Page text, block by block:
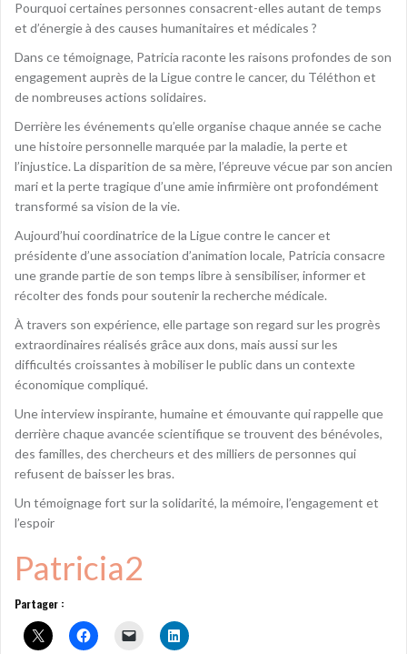
Pourquoi certaines personnes consacrent-elles autant de temps
et d’énergie à des causes humanitaires et médicales ?
Dans ce témoignage, Patricia raconte les raisons profondes de son
engagement auprès de la Ligue contre le cancer, du Téléthon et
de nombreuses actions solidaires.
Derrière les événements qu’elle organise chaque année se cache
une histoire personnelle marquée par la maladie, la perte et
l’injustice. La disparition de sa mère, l’épreuve vécue par son ancien
mari et la perte tragique d’une amie infirmière ont profondément
transformé sa vision de la vie.
Aujourd’hui coordinatrice de la Ligue contre le cancer et
présidente d’une association d’animation locale, Patricia consacre
une grande partie de son temps libre à sensibiliser, informer et
récolter des fonds pour soutenir la recherche médicale.
À travers son expérience, elle partage son regard sur les progrès
extraordinaires réalisés grâce aux dons, mais aussi sur les
difficultés croissantes à mobiliser le public dans un contexte
économique compliqué.
Une interview inspirante, humaine et émouvante qui rappelle que
derrière chaque avancée scientifique se trouvent des bénévoles,
des familles, des chercheurs et des milliers de personnes qui
refusent de baisser les bras.
Un témoignage fort sur la solidarité, la mémoire, l’engagement et
l’espoir
Patricia2
Partager :